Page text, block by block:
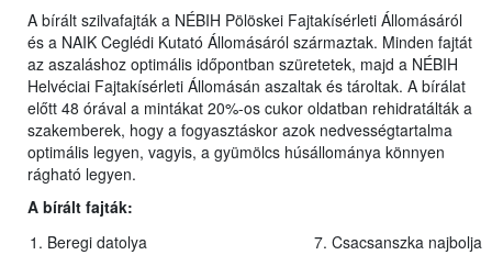
A bírált szilvafajták a NÉBIH Pölöskei Fajtakísérleti Állomásáról
és a NAIK Ceglédi Kutató Állomásáról származtak. Minden fajtát
az aszaláshoz optimális időpontban szüretetek, majd a NÉBIH
Helvéciai Fajtakísérleti Állomásán aszaltak és tároltak. A bírálat
előtt 48 órával a mintákat 20%-os cukor oldatban rehidratálták a
szakemberek, hogy a fogyasztáskor azok nedvességtartalma
optimális legyen, vagyis, a gyümölcs húsállománya könnyen
rágható legyen.
A bírált fajták:
1. Beregi datolya
7. Csacsanszka najbolja